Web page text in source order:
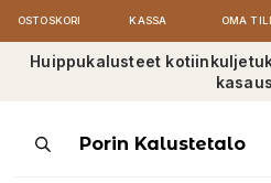
OSTOSKORI KASSA OMA TILI
Huippukalusteet
ProductsPorin Kalustetalo